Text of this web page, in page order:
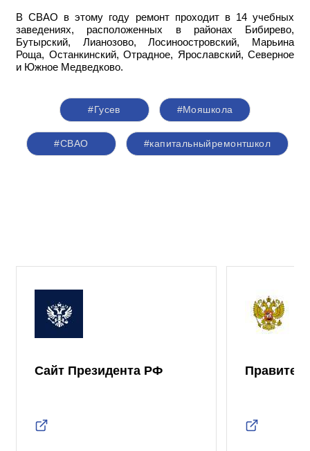
В СВАО в этому году ремонт проходит в 14 учебных
заведениях, расположенных в районах Бибирево,
Бутырский, Лианозово, Лосиноостровский, Марьина
Роща, Останкинский, Отрадное, Ярославский, Северное
и Южное Медведково.
#Гусев #Мояшкола
#СВАО #капитальныйремонтшкол
Сайт Президента РФ